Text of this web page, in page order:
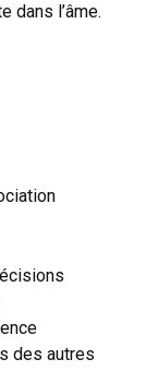
dans l’âme.
des autres